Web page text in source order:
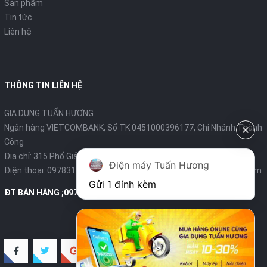
Sản phẩm
Tin tức
Liên hệ
THÔNG TIN LIÊN HỆ
GIA DỤNG TUẤN HƯƠNG
Ngân hàng VIETCOMBANK, Số TK 0451000396177, Chi Nhánh Thành
Công
Địa chỉ: 315 Phố Giảng Võ - Ba Đình - Hà Nội
Điện thoại: 0978319375- Email:diengiadungtuanhuong@gmail.com
ĐT BÁN HÀNG ;0978319375
Điện máy Tuấn Hương
Gửi 1 đính kèm